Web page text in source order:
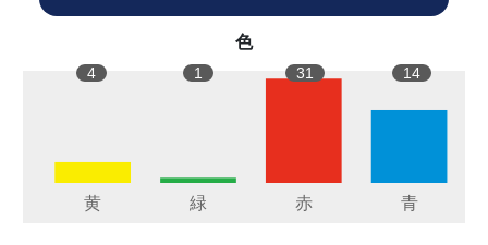
色
4 1 31 14